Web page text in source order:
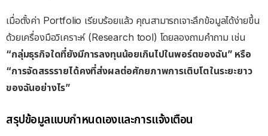
เมื่อตั้งค่า Portfolio เรียบร้อยแล้ว คุณสามารถเจาะลึกข้อมูลได้ง่ายขึ้น
ด้วยเครื่องมือวิเคราะห์ (Research tool) โดยลองถามคำถาม เช่น
“กลุ่มธุรกิจใดที่ยังมีการลงทุนน้อยเกินไปในพอร์ตของฉัน” หรือ
“การจัดสรรรายได้คงที่ส่งผลต่อศักยภาพการเติบโตในระยะยาว
ของฉันอย่างไร”
สรุปข้อมูลแบบกำหนดเองและการแจ้งเตือน